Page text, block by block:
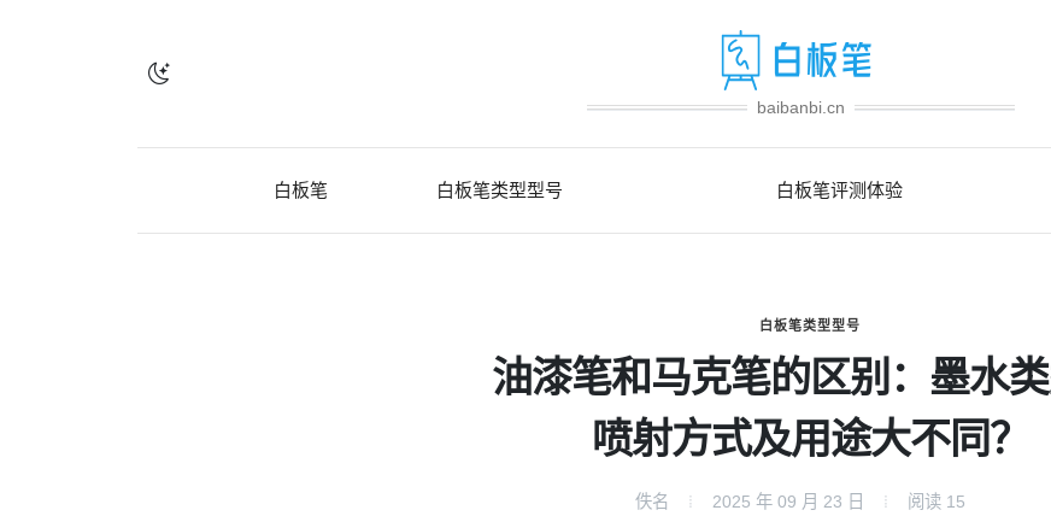
baibanbi.cn
白板笔 白板笔类型型号 白板笔评测体验
白板笔类型型号
油漆笔和马克笔的区别：墨水类
喷射方式及用途大不同？
佚名 2025 年 09 月 23 日 阅读 15